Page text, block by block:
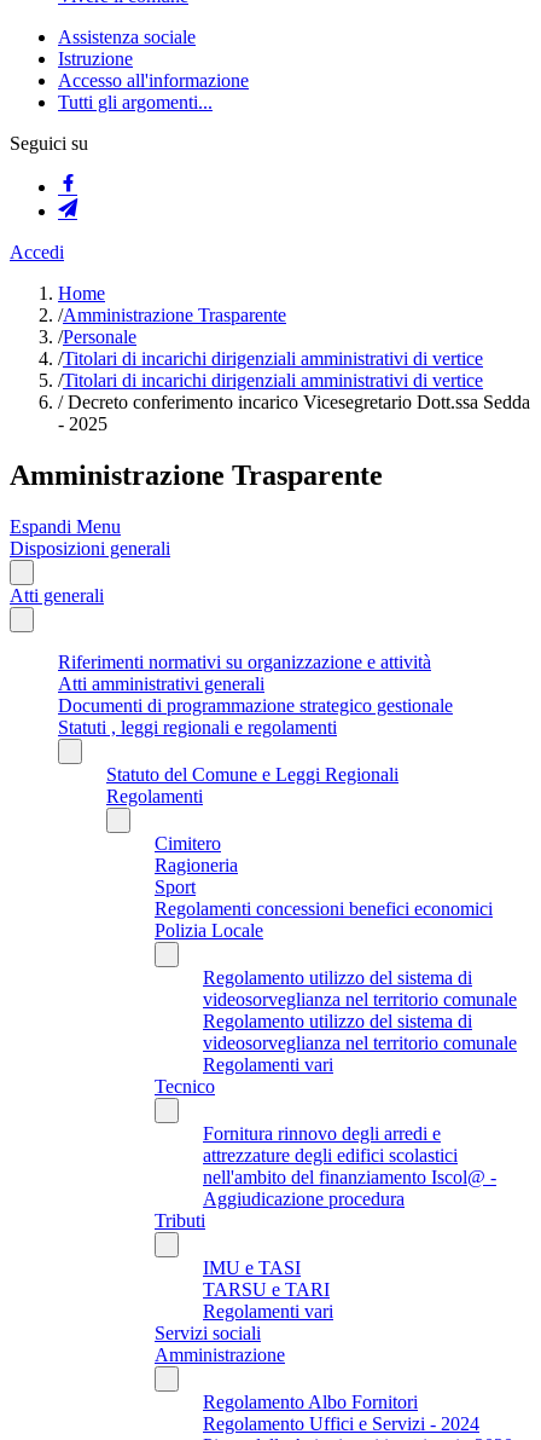
Assistenza sociale
Istruzione
Accesso all'informazione
Tutti gli argomenti...
Seguici su
Accedi
Home
/Amministrazione Trasparente
/Personale
/Titolari di incarichi dirigenziali amministrativi di vertice
/Titolari di incarichi dirigenziali amministrativi di vertice
/Decreto conferimento incarico Vicesegretario Dott.ssa Sedda
- 2025
Amministrazione Trasparente
Espandi Menu
Disposizioni generali
Atti generali
Riferimenti normativi su organizzazione e attività
Atti amministrativi generali
Documenti di programmazione strategico gestionale
Statuti , leggi regionali e regolamenti
Statuto del Comune e Leggi Regionali
Regolamenti
Cimitero
Ragioneria
Sport
Regolamenti concessioni benefici economici
Polizia Locale
Regolamento utilizzo del sistema di
videosorveglianza nel territorio comunale
Regolamento utilizzo del sistema di
videosorveglianza nel territorio comunale
Regolamenti vari
Tecnico
Fornitura rinnovo degli arredi e
attrezzature degli edifici scolastici
nell'ambito del finanziamento Iscol@ -
Aggiudicazione procedura
Tributi
IMU e TASI
TARSU e TARI
Regolamenti vari
Servizi sociali
Amministrazione
Regolamento Albo Fornitori
Regolamento Uffici e Servizi - 2024